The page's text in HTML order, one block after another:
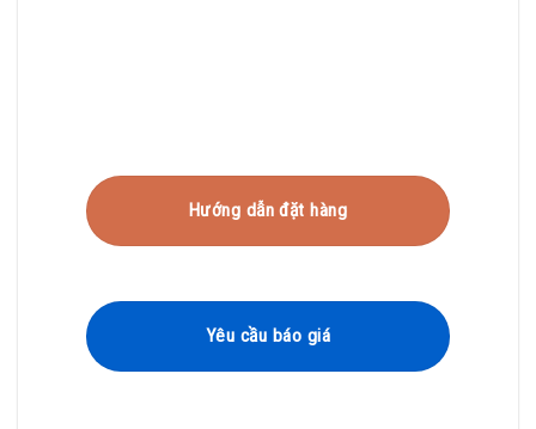
Hướng dẫn đặt hàng
Yêu cầu báo giá